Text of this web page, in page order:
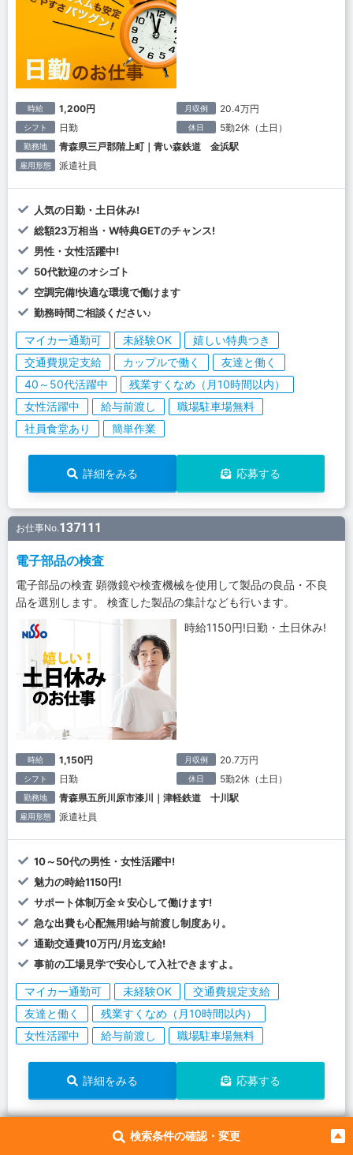
検索条件の確認・変更
時給 1,200円 月収例 20.4万円
シフト 日勤 休日 5勤2休（土日）
勤務地 青森県三戸郡階上町｜青い森鉄道 金浜駅
雇用形態 派遣社員
人気の日勤・土日休み!
総額23万相当・W特典GETのチャンス!
男性・女性活躍中!
50代歓迎のオシゴト
空調完備!快適な環境で働けます
勤務時間ご相談ください♪
マイカー通勤可 未経験OK
嬉しい特典つき
交通費規定支給
カップルで働く
友達と働く
40～50代活躍中
残業すくなめ（月10時間以内）
女性活躍中
給与前渡し
職場駐車場無料
社員食堂あり
簡単作業
詳細をみる 応募する
お仕事No.137111
電子部品の検査
電子部品の検査 顕微鏡や検査機械を使用して製品の良品・不良
品を選別します。 検査した製品の集計なども行います。
時給1150円!日勤・土日休み!
時給 1,150円 月収例 20.7万円
シフト 日勤 休日 5勤2休（土日）
勤務地 青森県五所川原市漆川｜津軽鉄道 十川駅
雇用形態 派遣社員
10～50代の男性・女性活躍中!
魅力の時給1150円!
サポート体制万全☆安心して働けます!
急な出費も心配無用!給与前渡し制度あり。
通勤交通費10万円/月迄支給!
事前の工場見学で安心して入社できますよ。
マイカー通勤可 未経験OK
交通費規定支給
友達と働く
残業すくなめ（月10時間以内）
女性活躍中
給与前渡し 職場駐車場無料
詳細をみる 応募する